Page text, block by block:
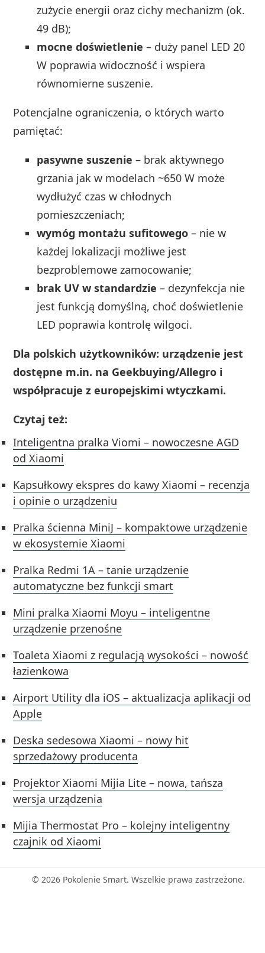
zużycie energii oraz cichy mechanizm (ok.
49 dB);
mocne doświetlenie – duży panel LED 20
W poprawia widoczność i wspiera
równomierne suszenie.
Potencjalne ograniczenia, o których warto
pamiętać:
pasywne suszenie – brak aktywnego
grzania jak w modelach ~650 W może
wydłużyć czas w chłodnych
pomieszczeniach;
wymóg montażu sufitowego – nie w
każdej lokalizacji możliwe jest
bezproblemowe zamocowanie;
brak UV w standardzie – dezynfekcja nie
jest funkcją domyślną, choć doświetlenie
LED poprawia kontrolę wilgoci.
Dla polskich użytkowników: urządzenie jest
dostępne m.in. na Geekbuying/Allegro i
współpracuje z europejskimi wtyczkami.
Czytaj też:
Inteligentna pralka Viomi – nowoczesne AGD
od Xiaomi
Kapsułkowy ekspres do kawy Xiaomi – recenzja
i opinie o urządzeniu
Pralka ścienna MiniJ – kompaktowe urządzenie
w ekosystemie Xiaomi
Pralka Redmi 1A – tanie urządzenie
automatyczne bez funkcji smart
Mini pralka Xiaomi Moyu – inteligentne
urządzenie przenośne
Toaleta Xiaomi z regulacją wysokości – nowość
łazienkowa
Airport Utility dla iOS – aktualizacja aplikacji od
Apple
Deska sedesowa Xiaomi – nowy hit
sprzedażowy producenta
Projektor Xiaomi Mijia Lite – nowa, tańsza
wersja urządzenia
Mijia Thermostat Pro – kolejny inteligentny
czajnik od Xiaomi
© 2026 Pokolenie Smart. Wszelkie prawa zastrzeżone.